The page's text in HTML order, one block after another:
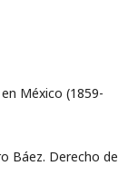
México (1859-
Báez. Derecho de